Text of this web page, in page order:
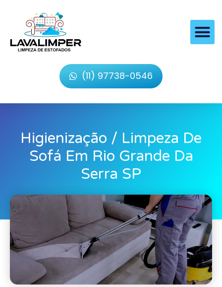
(11) 97738-0546
Higienização / Limpeza De
Sofá Em Rio Grande Da
Serra SP